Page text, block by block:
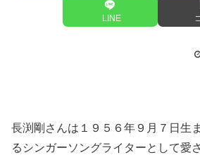
LINE
長渕剛さんは１９５６年９月７日生
るシンガーソングライターとして愛